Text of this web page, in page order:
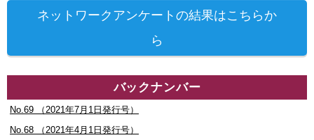
ネットワークアンケートの結果はこちらか
ら
バックナンバー
No.69 （2021年7月1日発行号）
No.68 （2021年4月1日発行号）